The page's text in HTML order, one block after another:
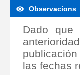
Observacions
Dado que
las fechas